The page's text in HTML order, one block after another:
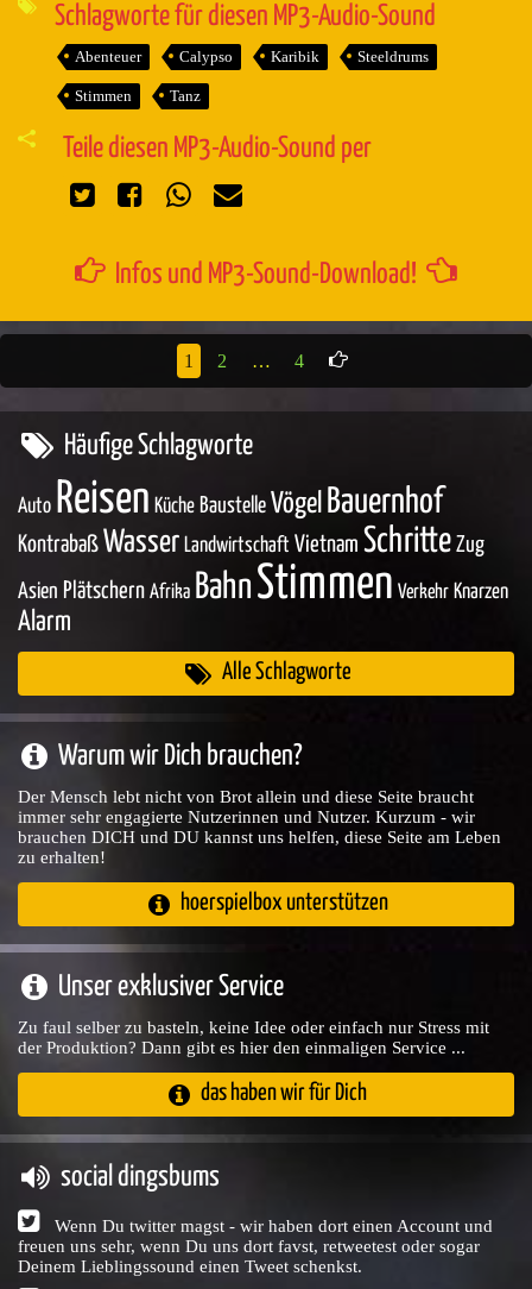
Schlagworte für diesen MP3-Audio-Sound
Abenteuer Calypso Karibik Steeldrums
Stimmen Tanz
Teile diesen MP3-Audio-Sound per
Infos und MP3-Sound-Download!
1 2 … 4
Häufige Schlagworte
Auto Reisen Küche Baustelle Vögel Bauernhof
Kontrabaß Wasser Landwirtschaft Vietnam Schritte Zug
Asien Plätschern Afrika Bahn Stimmen Verkehr Knarzen
Alarm
Alle Schlagworte
Warum wir Dich brauchen?
Der Mensch lebt nicht von Brot allein und diese Seite braucht
immer sehr engagierte Nutzerinnen und Nutzer. Kurzum - wir
brauchen DICH und DU kannst uns helfen, diese Seite am Leben
zu erhalten!
hoerspielbox unterstützen
Unser exklusiver Service
Zu faul selber zu basteln, keine Idee oder einfach nur Stress mit
der Produktion? Dann gibt es hier den einmaligen Service ...
das haben wir für Dich
social dingsbums
Wenn Du twitter magst - wir haben dort einen Account und
freuen uns sehr, wenn Du uns dort favst, retweetest oder sogar
Deinem Lieblingssound einen Tweet schenkst.